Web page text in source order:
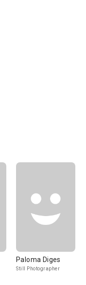
Paloma Diges
Still Photographer